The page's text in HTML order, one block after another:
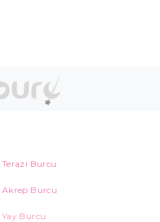
Terazi Burcu
Akrep Burcu
Yay Burcu